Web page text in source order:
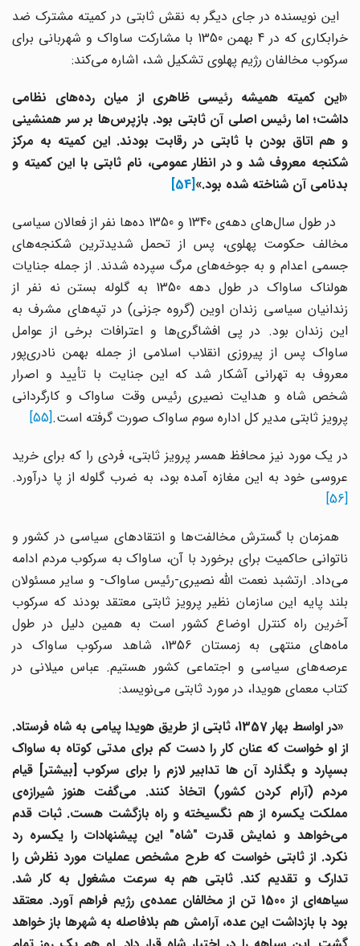
این نویسنده در جای دیگر به نقش ثابتی در کمیته مشترک ضد
خرابکاری که در 4 بهمن 1350 با مشارکت ساواک و شهربانی برای
سرکوب مخالفان رژیم پهلوی تشکیل شد، اشاره می‌کند:
«این کمیته همیشه رئیسی ظاهری از میان رده‌های نظامی
داشت؛ اما رئیس اصلی آن ثابتی بود. بازپرس‌ها بر سر همنشینی
و هم اتاق بودن با ثابتی در رقابت بودند. این کمیته به مرکز
شکنجه معروف شد و در انظار عمومی، نام ثابتی با این کمیته و
بدنامی آن شناخته شده بود.»[54]
در طول سال‌های دهه‌ی 1340 و 1350 ده‌ها نفر از فعالان سیاسی
مخالف حکومت پهلوی، پس از تحمل شدیدترین شکنجه‌های
جسمی اعدام و به جوخه‌های مرگ سپرده شدند. از جمله جنایات
هولناک ساواک در طول دهه 1350 به گلوله بستن نه نفر از
زندانیان سیاسی زندان اوین (گروه جزنی) در تپه‌های مشرف به
این زندان بود. در پی افشاگری‌ها و اعترافات برخی از عوامل
ساواک پس از پیروزی انقلاب اسلامی از جمله بهمن نادری‌پور
معروف به تهرانی آشکار شد که این جنایت با تأیید و اصرار
شخص شاه و هدایت نصیری رئیس وقت ساواک و کارگردانی
پرویز ثابتی مدیر کل اداره سوم ساواک صورت گرفته است.[55]
در یک مورد نیز محافظ همسر پرویز ثابتی، فردی را که برای خرید
عروسی خود به این مغازه آمده بود، به ضرب گلوله از پا درآورد.
همزمان با گسترش مخالفت‌ها و انتقادهای سیاسی در کشور و
ناتوانی حاکمیت برای برخورد با آن، ساواک به سرکوب مردم ادامه
می‌داد. ارتشبد نعمت الله نصیری-رئیس ساواک- و سایر مسئولان
بلند پایه این سازمان نظیر پرویز ثابتی معتقد بودند که سرکوب
آخرین راه کنترل اوضاع کشور است به همین دلیل در طول
ماه‌های منتهی به زمستان 1356، شاهد سرکوب ساواک در
عرصه‌های سیاسی و اجتماعی کشور هستیم. عباس میلانی در
کتاب معمای هویدا، در مورد ثابتی می‌نویسد:
«در اواسط بهار 1357، ثابتی از طریق هویدا پیامی به شاه فرستاد.
از او خواست که عنان کار را دست کم برای مدتی کوتاه به ساواک
بسپارد و بگذارد آن ها تدابیر لازم را برای سرکوب [بیشتر] قیام
مردم (آرام کردن کشور) اتخاذ کنند. می‌گفت هنوز شیرازه‌ی
مملکت یکسره از هم نگسیخته و راه بازگشت هست. ثبات قدم
می‌خواهد و نمایش قدرت "شاه" این پیشنهادات را یکسره رد
نکرد. از ثابتی خواست که طرح مشخص عملیات مورد نظرش را
تدارک و تقدیم کند. ثابتی هم به سرعت مشغول به کار شد.
سیاهه‌ای از 1500 تن از مخالفان عمده‌ی رژیم فراهم آورد. معتقد
بود با بازداشت این عده، آرامش هم بلافاصله به شهرها باز خواهد